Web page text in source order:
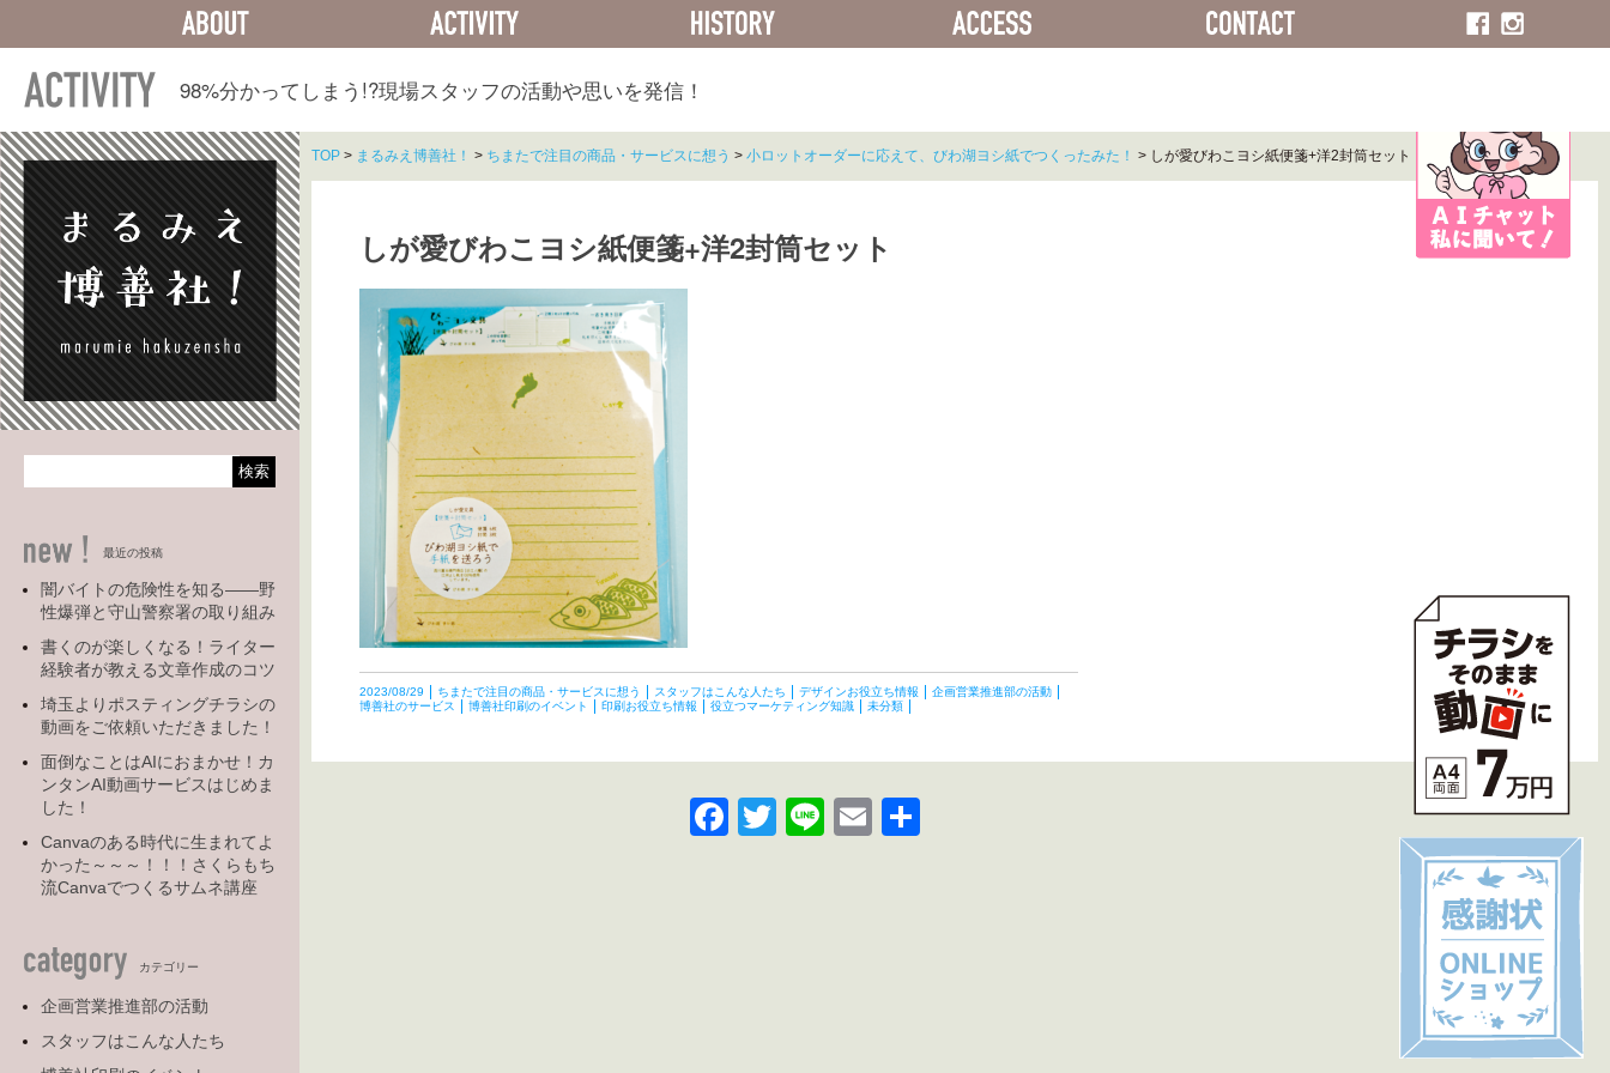
ACTIVITY
98%分かってしまう!?現場スタッフの活動や思いを発信！
最近の投稿
闇バイトの危険性を知る――野
性爆弾と守山警察署の取り組み
書くのが楽しくなる！ライター
経験者が教える文章作成のコツ
埼玉よりポスティングチラシの
動画をご依頼いただきました！
面倒なことはAIにおまかせ！カ
ンタンAI動画サービスはじめま
した！
Canvaのある時代に生まれてよ
かった～～～！！！さくらもち
流Canvaでつくるサムネ講座
カテゴリー
企画営業推進部の活動
スタッフはこんな人たち
TOP > まるみえ博善社！ > ちまたで注目の商品・サービスに想う > 小ロットオーダーに応えて、びわ湖ヨシ紙でつくったみた！ > しが愛びわこヨシ紙便箋+洋2封筒セット
しが愛びわこヨシ紙便箋+洋2封筒セット
2023/08/29 ちまたで注目の商品・サービスに想う スタッフはこんな人たち デザインお役立ち情報
企画営業推進部の活動
博善社のサービス
博善社印刷のイベント 印刷お役立ち情報 役立つマーケティング知識 未分類
Facebook
TwitterLineEmail